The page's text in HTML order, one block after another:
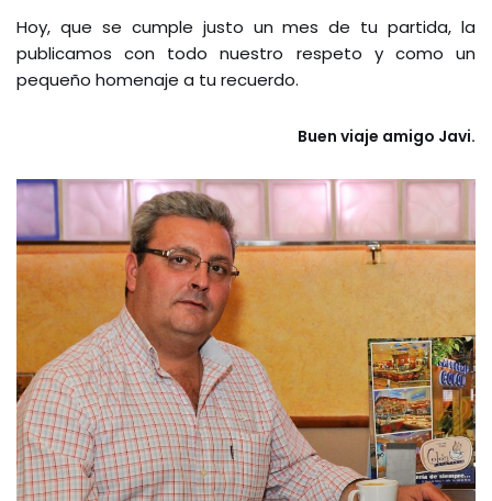
Hoy, que se cumple justo un mes de tu partida, la
publicamos con todo nuestro respeto y como un
pequeño homenaje a tu recuerdo.
Buen viaje amigo Javi.